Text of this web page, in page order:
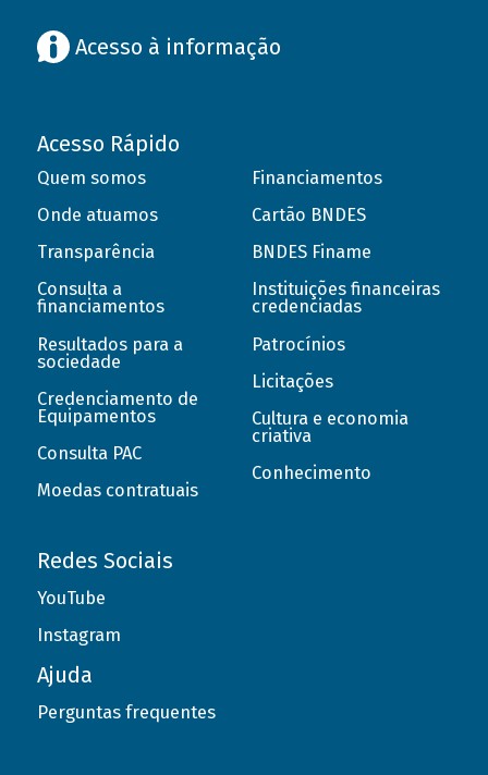
Acesso à informação
Acesso Rápido
Quem somos
Onde atuamos
Transparência
Consulta a
financiamentos
Resultados para a
sociedade
Credenciamento de
Equipamentos
Consulta PAC
Moedas contratuais
Financiamentos
Cartão BNDES
BNDES Finame
Instituições financeiras
credenciadas
Patrocínios
Licitações
Cultura e economia
criativa
Conhecimento
Redes Sociais
YouTube
Instagram
Ajuda
Perguntas frequentes